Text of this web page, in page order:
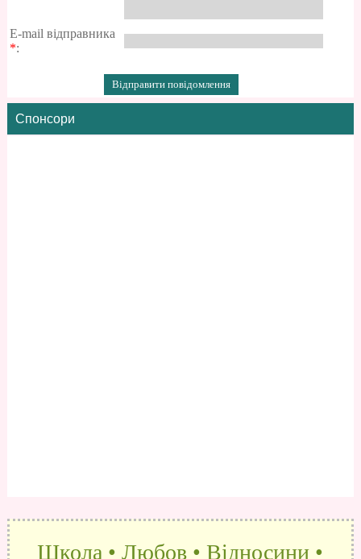
E-mail відправника
*:
Спонсори
Школа • Любов • Відносини •